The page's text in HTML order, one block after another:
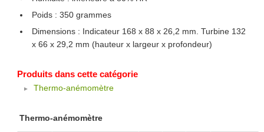
Poids : 350 grammes
Dimensions : Indicateur 168 x 88 x 26,2 mm. Turbine 132
x 66 x 29,2 mm (hauteur x largeur x profondeur)
Produits dans cette catégorie
Thermo-anémomètre
Thermo-anémomètre